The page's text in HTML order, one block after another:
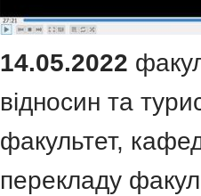
14.05.2022
відносин та
факультет,
перекладу